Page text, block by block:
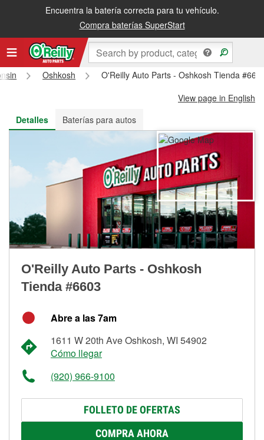
Encuentra la batería correcta para tu vehículo.
Compra baterías SuperStart
Recibe tu orden gratis al día siguiente o recógela en la tienda
Oshkosh
O'Reilly Auto Parts - Oshkosh Tienda
View page in English
Detalles
Baterías para autos
O'Reilly Auto Parts - Oshkosh
Tienda #6603
Abre a las 7am
1611 W 20th Ave Oshkosh, WI 54902
Cómo llegar
(920) 966-9100
FOLLETO DE OFERTAS
COMPRA AHORA